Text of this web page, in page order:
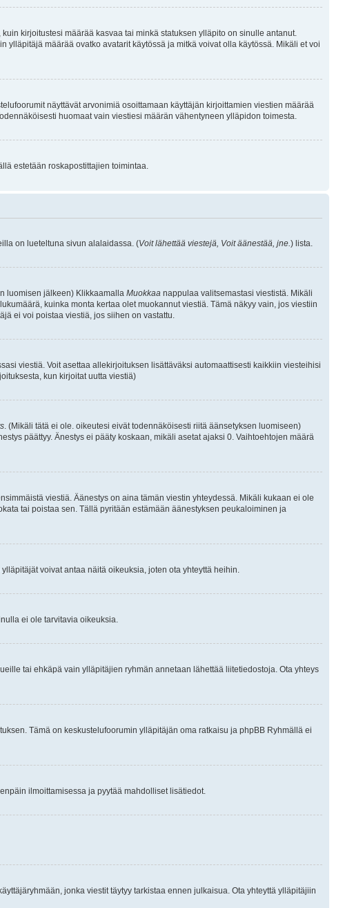
kirjoitustesi määrää kasvaa tai minkä statuksen ylläpito on sinulle antanut.
määrää ovatko avatarit käytössä ja mitkä voivat olla käytössä. Mikäli et voi
näyttävät arvonimiä osoittamaan käyttäjän kirjoittamien viestien määrää
huomaat vain viestiesi määrän vähentyneen ylläpidon toimesta.
estetään roskapostittajien toimintaa.
on lueteltuna sivun alalaidassa. (Voit lähettää viestejä, Voit äänestää, jne. ) lista.
luomisen jälkeen) Klikkaamalla Muokkaa nappulaa valitsemastasi viestistä. Mikäli
kuinka monta kertaa olet muokannut viestiä. Tämä näkyy vain, jos viestiin
ei voi poistaa viestiä, jos siihen on vastattu.
viestiä. Voit asettaa allekirjoituksen lisättäväksi automaattisesti kaikkiin viesteihisi
kun kirjoitat uutta viestiä)
. (Mikäli tätä ei ole. oikeutesi eivät todennäköisesti riitä äänsetyksen luomiseen)
päättyy. Änestys ei pääty koskaan, mikäli asetat ajaksi 0. Vaihtoehtojen määrä
viestiä. Äänestys on aina tämän viestin yhteydessä. Mikäli kukaan ei ole
tai poistaa sen. Tällä pyritään estämään äänestyksen peukaloiminen ja
voivat antaa näitä oikeuksia, joten ota yhteyttä heihin.
ei ole tarvitavia oikeuksia.
tai ehkäpä vain ylläpitäjien ryhmän annetaan lähettää liitetiedostoja. Ota yhteys
Tämä on keskustelufoorumin ylläpitäjän oma ratkaisu ja phpBB Ryhmällä ei
ilmoittamisessa ja pyytää mahdolliset lisätiedot.
jonka viestit täytyy tarkistaa ennen julkaisua. Ota yhteyttä ylläpitäjiin